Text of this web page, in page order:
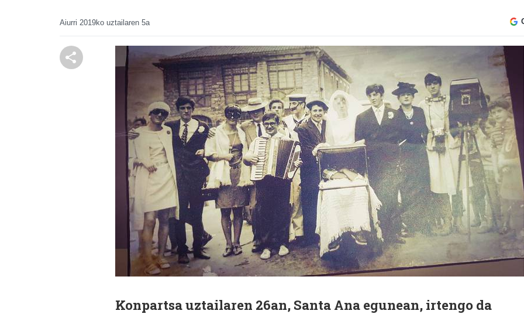
Aiurri 2019ko uztailaren 5a
Konpartsa uztailaren 26an, Santa Ana egunean, irtengo da